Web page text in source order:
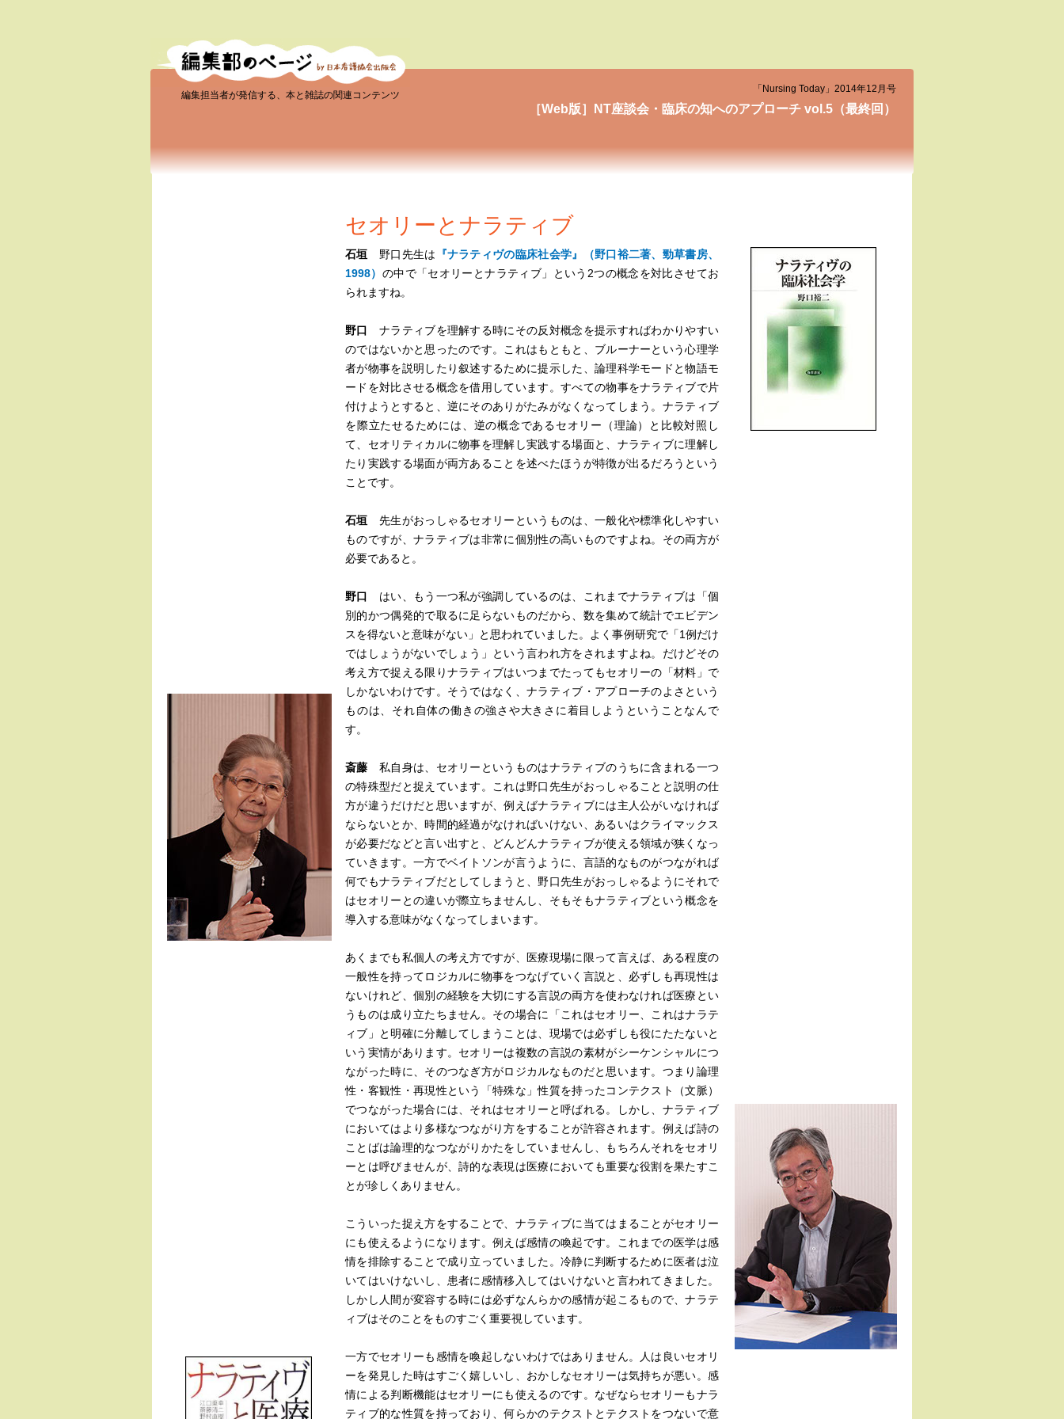
「Nursing Today」2014年12月号
［Web版］NT座談会・臨床の知へのアプローチ vol.5（最終回）
編集担当者が発信する、本と雑誌の関連コンテンツ
セオリーとナラティブ
石垣 野口先生は 『ナラティヴの臨床社会学』（野口裕二著、勁草書房、
1998） の中で「セオリーとナラティブ」という2つの概念を対比させてお
られますね。
野口
ナラティブを理解する時にその反対概念を提示すればわかりやすい
のではないかと思ったのです。これはもともと、ブルーナーという心理学
者が物事を説明したり叙述するために提示した、論理科学モードと物語モ
ードを対比させる概念を借用しています。すべての物事をナラティブで片
付けようとすると、逆にそのありがたみがなくなってしまう。ナラティブ
を際立たせるためには、逆の概念であるセオリー（理論）と比較対照し
て、セオリティカルに物事を理解し実践する場面と、ナラティブに理解し
たり実践する場面が両方あることを述べたほうが特徴が出るだろうという
ことです。
石垣 先生がおっしゃるセオリーというものは、一般化や標準化しやすい
ものですが、ナラティブは非常に個別性の高いものですよね。その両方が
必要であると。
野口
はい、もう一つ私が強調しているのは、これまでナラティブは「個
別的かつ偶発的で取るに足らないものだから、数を集めて統計でエビデン
スを得ないと意味がない」と思われていました。よく事例研究で「1例だけ
ではしょうがないでしょう」という言われ方をされますよね。だけどその
考え方で捉える限りナラティブはいつまでたってもセオリーの「材料」で
しかないわけです。そうではなく、ナラティブ・アプローチのよさという
ものは、それ自体の働きの強さや大きさに着目しようということなんで
す。
斎藤 私自身は、セオリーというものはナラティブのうちに含まれる一つ
の特殊型だと捉えています。これは野口先生がおっしゃることと説明の仕
方が違うだけだと思いますが、例えばナラティブには主人公がいなければ
ならないとか、時間的経過がなければいけない、あるいはクライマックス
が必要だなどと言い出すと、どんどんナラティブが使える領域が狭くなっ
ていきます。一方でベイトソンが言うように、言語的なものがつながれば
何でもナラティブだとしてしまうと、野口先生がおっしゃるようにそれで
はセオリーとの違いが際立ちませんし、そもそもナラティブという概念を
導入する意味がなくなってしまいます。
あくまでも私個人の考え方ですが、医療現場に限って言えば、ある程度の
一般性を持ってロジカルに物事をつなげていく言説と、必ずしも再現性は
ないけれど、個別の経験を大切にする言説の両方を使わなければ医療とい
うものは成り立たちません。その場合に「これはセオリー、これはナラテ
ィブ」と明確に分離してしまうことは、現場では必ずしも役にたたないと
いう実情があります。セオリーは複数の言説の素材がシーケンシャルにつ
ながった時に、そのつなぎ方がロジカルなものだと思います。つまり論理
性・客観性・再現性という「特殊な」性質を持ったコンテクスト（文脈）
でつながった場合には、それはセオリーと呼ばれる。しかし、ナラティブ
においてはより多様なつながり方をすることが許容されます。例えば詩の
ことばは論理的なつながりかたをしていませんし、もちろんそれをセオリ
ーとは呼びませんが、詩的な表現は医療においても重要な役割を果たすこ
とが珍しくありません。
こういった捉え方をすることで、ナラティブに当てはまることがセオリー
にも使えるようになります。例えば感情の喚起です。これまでの医学は感
情を排除することで成り立っていました。冷静に判断するために医者は泣
いてはいけないし、患者に感情移入してはいけないと言われてきました。
しかし人間が変容する時には必ずなんらかの感情が起こるもので、ナラテ
ィブはそのことをものすごく重要視しています。
一方でセオリーも感情を喚起しないわけではありません。人は良いセオリ
ーを発見した時はすごく嬉しいし、おかしなセオリーは気持ちが悪い。感
情による判断機能はセオリーにも使えるのです。なぜならセオリーもナラ
ティブ的な性質を持っており、何らかのテクストとテクストをつないで意